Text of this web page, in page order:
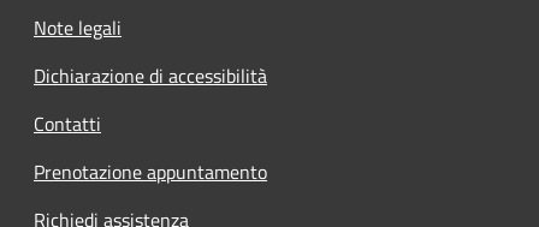
Note legali
Dichiarazione di accessibilità
Contatti
Prenotazione appuntamento
Richiedi assistenza